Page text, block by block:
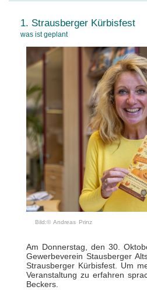
1. Strausberger Kürbisfest
was ist geplant
Bild:© Andreas Prinz
Am Donnerstag, den 30.
Gewerbeverein Stausberger
Strausberger Kürbisfest. Um
Veranstaltung zu erfahren
Beckers.